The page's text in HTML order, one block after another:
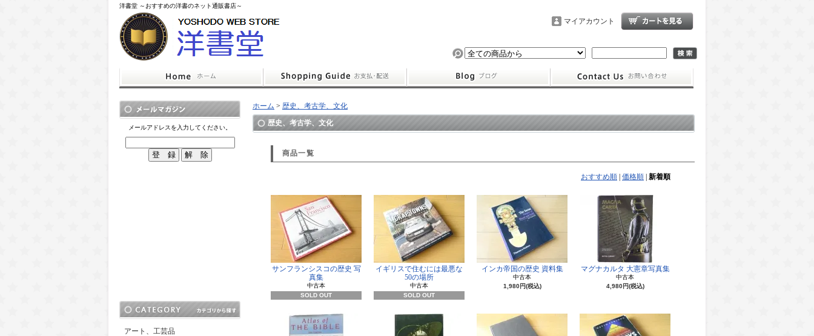
洋書堂 ～おすすめの洋書のネット通販書店～
マイアカウント
メールアドレスを入力してください。
アート、工芸品
ホーム > 歴史、考古学、文化
歴史、考古学、文化
商品一覧
おすすめ順 価格順 新着順
サンフランシスコの歴史 写
真集
中古本
SOLD OUT
イギリスで住むには最悪な
50の場所
中古本
SOLD OUT
インカ帝国の歴史 資料集
中古本
1,980円(税込)
マグナカルタ 大憲章写真集
中古本
4,980円(税込)